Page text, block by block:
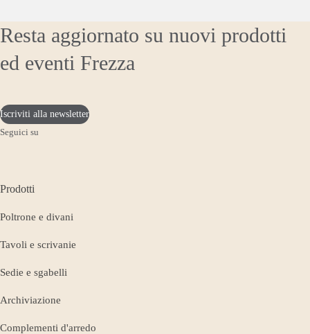
Resta aggiornato su nuovi prodotti
ed eventi Frezza
Iscriviti alla newsletter
Seguici su
Prodotti
Poltrone e divani
Tavoli e scrivanie
Sedie e sgabelli
Archiviazione
Complementi d'arredo